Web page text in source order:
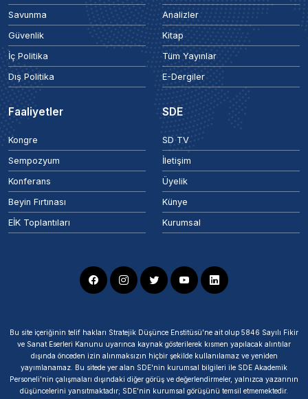
Savunma
Güvenlik
İç Politika
Dış Politika
Analizler
Kitap
Tüm Yayınlar
E-Dergiler
Faaliyetler
Kongre
Sempozyum
Konferans
Beyin Fırtınası
EİK Toplantıları
SDE
SD TV
İletişim
Üyelik
Künye
Kurumsal
Bu site içeriğinin telif hakları Stratejik Düşünce Enstitüsü’ne ait olup 5846 Sayılı Fikir
ve Sanat Eserleri Kanunu uyarınca kaynak gösterilerek kısmen yapılacak alıntılar
dışında önceden izin alınmaksızın hiçbir şekilde kullanılamaz ve yeniden
yayımlanamaz. Bu sitede yer alan SDE'nin kurumsal bilgileri ile SDE Akademik
Personeli'nin çalışmaları dışındaki diğer görüş ve değerlendirmeler, yalnızca yazarının
düşüncelerini yansıtmaktadır; SDE'nin kurumsal görüşünü temsil etmemektedir.